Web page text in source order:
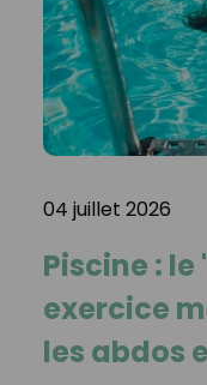
04 juillet 2026
Piscine :
exercice
les abdos